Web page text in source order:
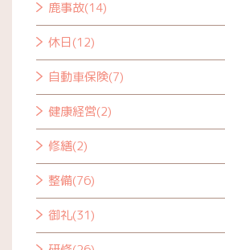
鹿事故(14)
休日(12)
自動車保険(7)
健康経営(2)
修繕(2)
整備(76)
御礼(31)